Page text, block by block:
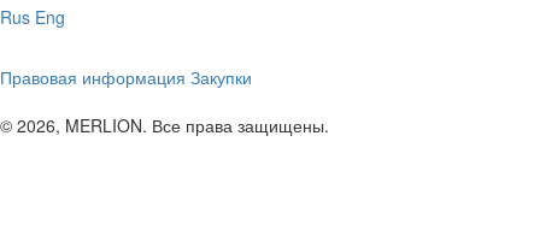
Rus Eng
Правовая информация Закупки
© 2026, MERLION. Все права защищены.